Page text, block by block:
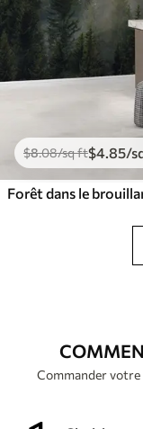
$8.08/sq ft$4.85/
Forêt dans le
Commander votre